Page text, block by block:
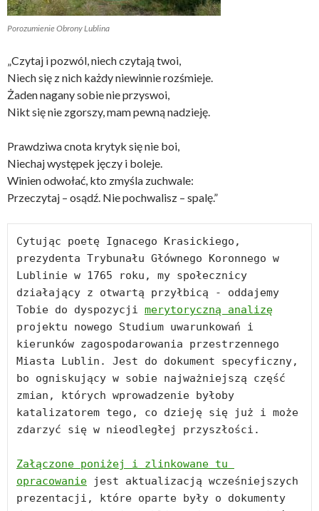
Porozumienie Obrony Lublina
„Czytaj i pozwól, niech czytają twoi,
Niech się z nich każdy niewinnie rozśmieje.
Żaden nagany sobie nie przyswoi,
Nikt się nie zgorszy, mam pewną nadzieję.
Prawdziwa cnota krytyk się nie boi,
Niechaj występek jęczy i boleje.
Winien odwołać, kto zmyśla zuchwale:
Przeczytaj – osądź. Nie pochwalisz – spalę.”
Cytując poetę Ignacego Krasickiego,
prezydenta Trybunału Głównego Koronnego w
Lublinie w 1765 roku, my społecznicy
działający z otwartą przyłbicą - oddajemy
Tobie do dyspozycji merytoryczną analizę
projektu nowego Studium uwarunkowań i
kierunków zagospodarowania przestrzennego
Miasta Lublin. Jest do dokument specyficzny,
bo ogniskujący w sobie najważniejszą część
zmian, których wprowadzenie byłoby
katalizatorem tego, co dzieję się już i może
zdarzyć się w nieodległej przyszłości.
Załączone poniżej i zlinkowane tu
opracowanie jest aktualizacją wcześniejszych
prezentacji, które oparte były o dokumenty